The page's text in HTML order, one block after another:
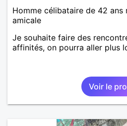
Homme célibataire de 42 ans
amicale
Je souhaite faire des
affinités, on pourra aller plus
Voir le